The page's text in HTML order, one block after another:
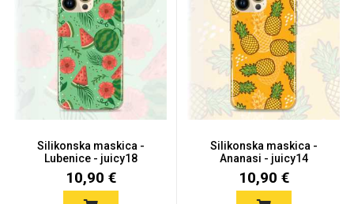
Silikonska maskica -
Lubenice - juicy18
10,90 €
Silikonska maskica -
Ananasi - juicy14
10,90 €